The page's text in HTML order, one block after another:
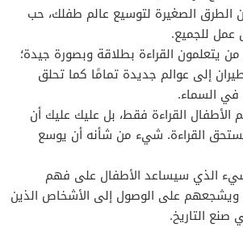
الطرق الصغيرة لتوسيع عالم طفلك، حب
للجميع.
يتعلمون القراءة بطلاقة وبصورة جيدة؛
إلى عوالم جديدة تمامًا كما تحلق
في السماء.
الأطفال القراءة فقط، بل عليك عليك أن
القراءة. شيء من شأنه أن يوسع
الذي سيساعد الأطفال على فهم
ويشجعهم على الوصول إلى الأشخاص الذين
صنع التاريخ.